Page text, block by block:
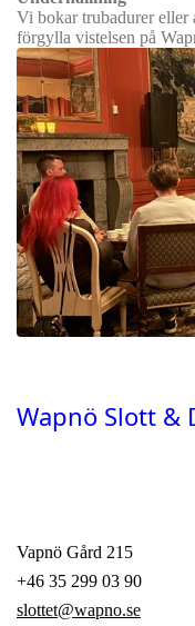
Vi bokar trubadurer eller
förgylla vistelsen på
Wapnö Slott &
Vapnö Gård 215
+46 35 299 03 90
slottet@wapno.se